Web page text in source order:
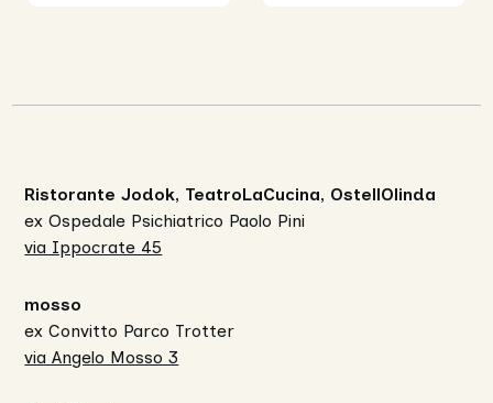
Ristorante Jodok, TeatroLaCucina, OstellOlinda
ex Ospedale Psichiatrico Paolo Pini
via Ippocrate 45
mosso
ex Convitto Parco Trotter
via Angelo Mosso 3